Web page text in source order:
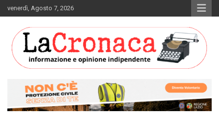
to
venerdì, Agosto 7, 2026
La Cronaca Quotidiano